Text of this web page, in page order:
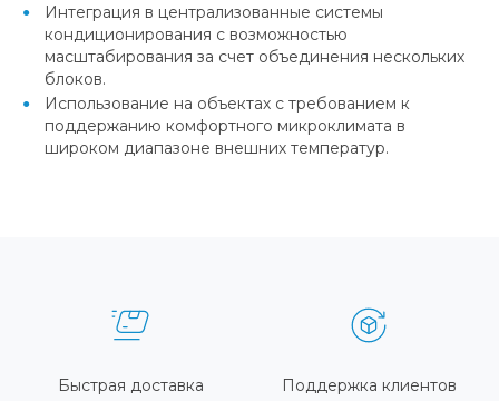
Интеграция в централизованные системы
кондиционирования с возможностью
масштабирования за счет объединения нескольких
блоков.
Использование на объектах с требованием к
поддержанию комфортного микроклимата в
широком диапазоне внешних температур.
Быстрая доставка Поддержка клиентов